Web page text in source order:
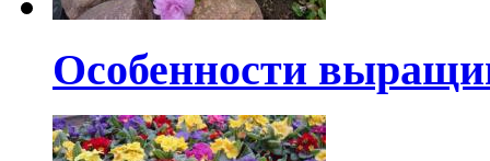
Особенности